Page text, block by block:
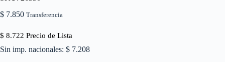
$ 7.850 Transferencia
$ 8.722 Precio de Lista
Sin imp. nacionales: $ 7.208